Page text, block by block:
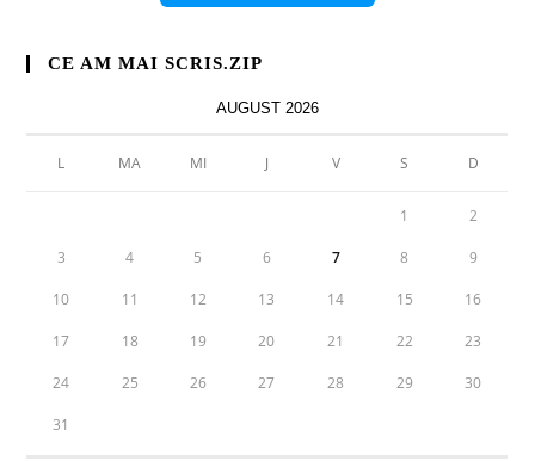
CE AM MAI SCRIS.ZIP
AUGUST 2026
L MA MI J V S D
1 2
3 4 5 6 7 8 9
10 11 12 13 14 15 16
17 18 19 20 21 22 23
24 25 26 27 28 29 30
31